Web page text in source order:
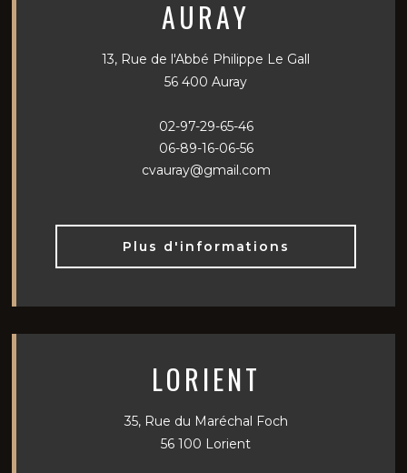
AURAY
13, Rue de l'Abbé Philippe Le Gall
56 400 Auray
02-97-29-65-46
06-89-16-06-56
cvauray@gmail.com
Plus d'informations
LORIENT
35, Rue du Maréchal Foch
56 100 Lorient